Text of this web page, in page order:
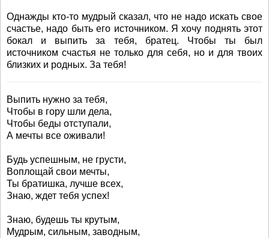
Однажды кто-то мудрый сказал, что не надо искать свое
счастье, надо быть его источником. Я хочу поднять этот
бокал и выпить за тебя, братец. Чтобы ты был
источником счастья не только для себя, но и для твоих
близких и родных. За тебя!
Выпить нужно за тебя,
Чтобы в гору шли дела,
Чтобы беды отступали,
А мечты все оживали!
Будь успешным, не грусти,
Воплощай свои мечты,
Ты братишка, лучше всех,
Знаю, ждет тебя успех!
Знаю, будешь ты крутым,
Мудрым, сильным, заводным,